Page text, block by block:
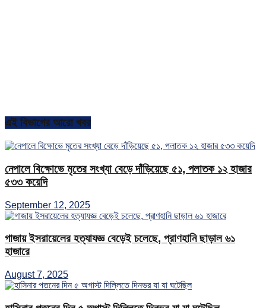
এই বিভাগের আরো খবর
নেপালে বিক্ষোভে মৃতের সংখ্যা বেড়ে দাঁড়িয়েছে ৫১, পলাতক ১২ হাজার
৫৩৩ কয়েদি
September 12, 2025
গাজায় ইসরায়েলের হত্যাযজ্ঞ বেড়েই চলেছে, প্রাণহানি ছাড়াল ৬১
হাজারে
August 7, 2025